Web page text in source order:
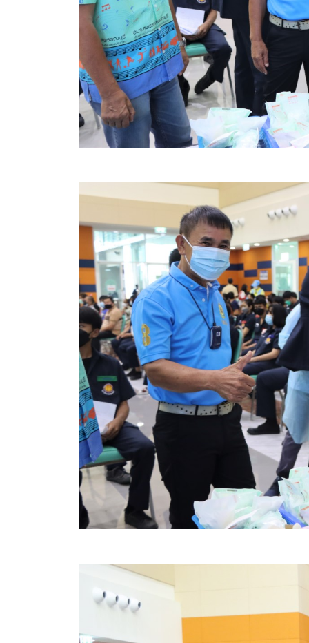
ข้อบัญญัติงบประมาณรายจ่ายประจำปี ของ อบจ.สุ
ข้อบัญญัติอื่นๆ ของ อบจ.สุพรรณบุรี
รายงานการประชุมสภา อบจ.สุพรรณบุรี
รายงานรายรับรายจ่าย อบจ.สุพรรณบุรี
รายงานการติดตามและประเมินผลแผนพัฒนาท้อง
สรุปผลการประเมินความพึงพอใจ
ระบบสืบค้นข้อมูล ประกาศ ก.จ.จ. สุพรรณบุรี (พ.ศ
Document
คลินิกเซ็นเตอร์
แบบฟอร์มบริหารงานบุคคล
รายงานตรวจสอบภายใน
รายงานเครื่องจักรกล อบจ.
ศูนย์อำนวยการการเลือกตั้ง สมาชิกสภาและนายก
งานแผนการบริหารจัดการความเสี่ยงของ อบจ.สุพร